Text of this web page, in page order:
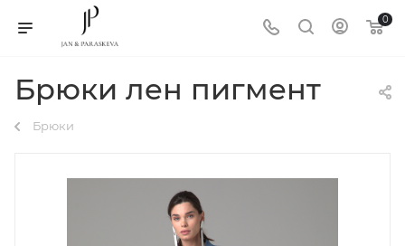
0
Брюки лен пигмент
Брюки